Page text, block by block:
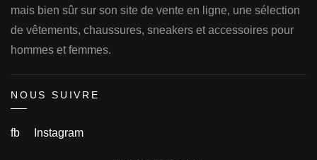
mais bien sûr sur son site de vente en ligne, une sélection
de vêtements, chaussures, sneakers et accessoires pour
hommes et femmes.
NOUS SUIVRE
fb Instagram